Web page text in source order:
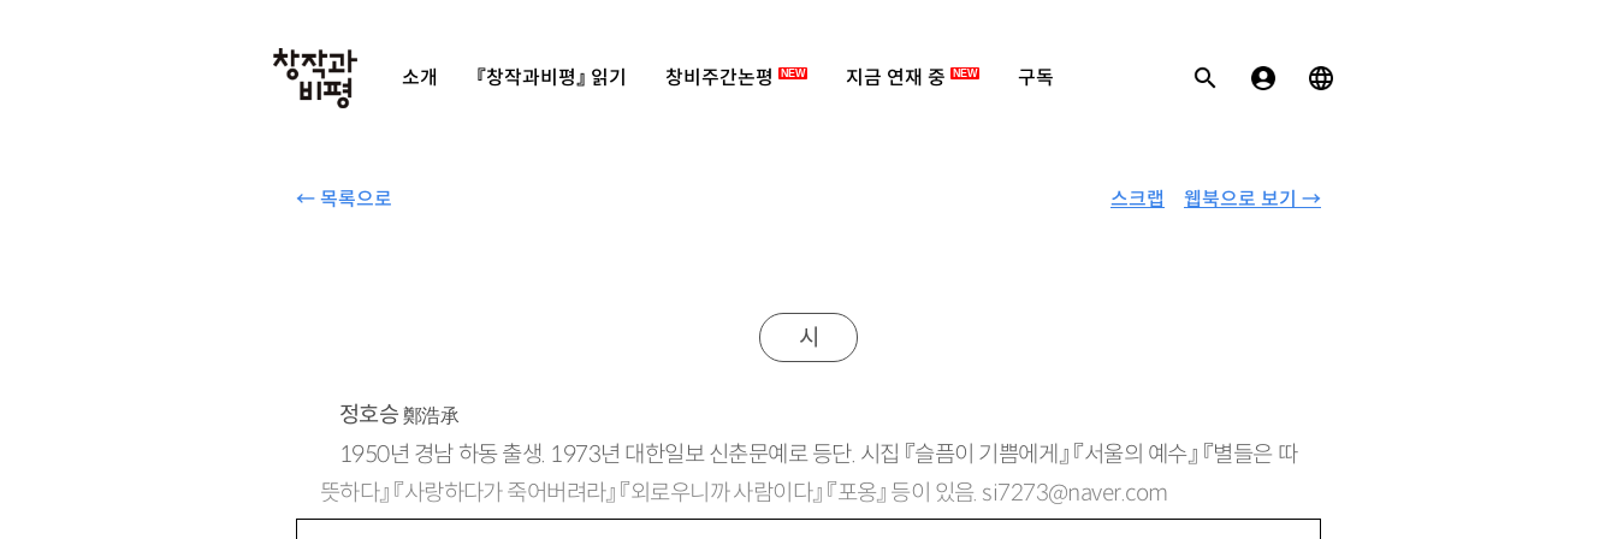
소개 『창작과비평』 읽기 창비주간논평 NEW 지금 연재 중 NEW 구독
← 목록으로 웹북으로 보기 →
스크랩
시
정호승鄭浩承
1950년 경남 하동 출생. 1973년 대한일보 신춘문예로 등단. 시집 『슬픔이 기쁨에게』 『서울의 예수』 『별들은 따
뜻하다』 『사랑하다가 죽어버려라』 『외로우니까 사람이다』 『포옹』 등이 있음. si7273@naver.com